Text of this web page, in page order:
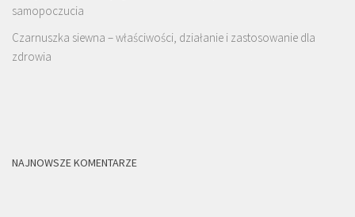
samopoczucia
Czarnuszka siewna – właściwości, działanie i zastosowanie dla
zdrowia
NAJNOWSZE KOMENTARZE